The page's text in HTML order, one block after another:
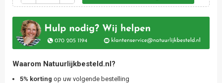
Waarom Natuurlijkbesteld.nl?
5% korting op uw volgende bestelling